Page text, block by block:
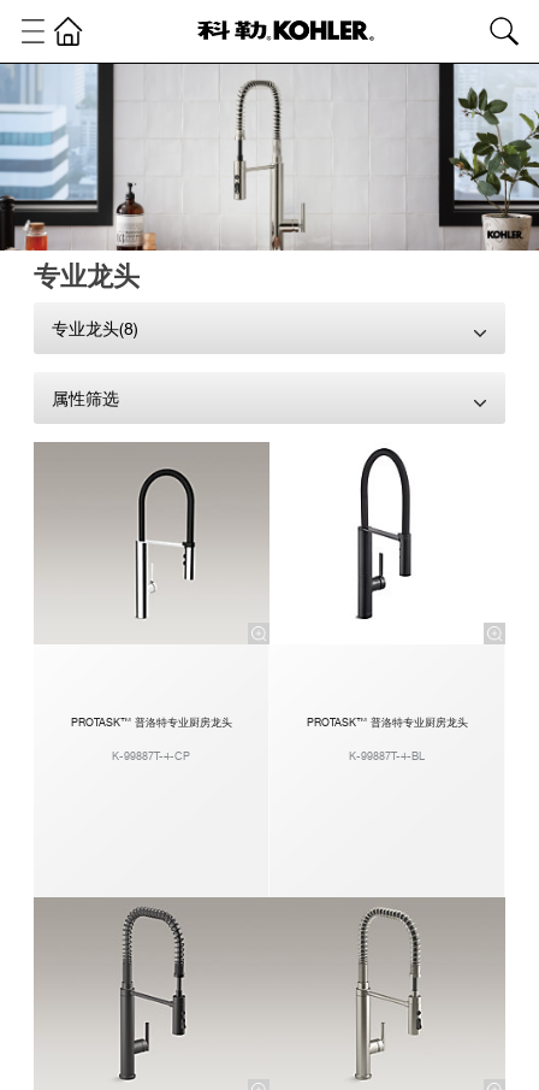
专业龙头
专业龙头(8)
属性筛选
PROTASK™ 普洛特专业厨房龙头
K-99887T-4-CP
PROTASK™ 普洛特专业厨房龙头
K-99887T-4-BL